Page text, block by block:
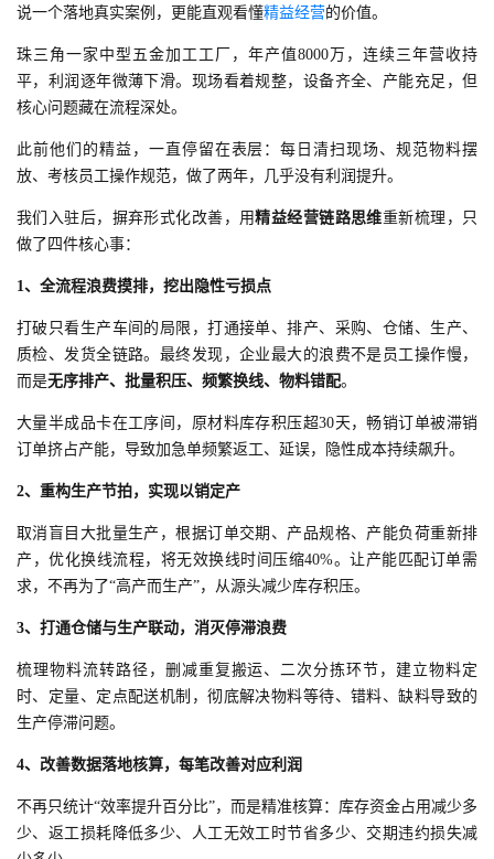
说一个落地真实案例，更能直观看懂精益经营的价值。
珠三角一家中型五金加工工厂，年产值8000万，连续三年营收持
平，利润逐年微薄下滑。现场看着规整，设备齐全、产能充足，但
核心问题藏在流程深处。
此前他们的精益，一直停留在表层：每日清扫现场、规范物料摆
放、考核员工操作规范，做了两年，几乎没有利润提升。
我们入驻后，摒弃形式化改善，用精益经营链路思维重新梳理，只
做了四件核心事：
1、全流程浪费摸排，挖出隐性亏损点
打破只看生产车间的局限，打通接单、排产、采购、仓储、生产、
质检、发货全链路。最终发现，企业最大的浪费不是员工操作慢，
而是无序排产、批量积压、频繁换线、物料错配。
大量半成品卡在工序间，原材料库存积压超30天，畅销订单被滞销
订单挤占产能，导致加急单频繁返工、延误，隐性成本持续飙升。
2、重构生产节拍，实现以销定产
取消盲目大批量生产，根据订单交期、产品规格、产能负荷重新排
产，优化换线流程，将无效换线时间压缩40%。让产能匹配订单需
求，不再为了“高产而生产”，从源头减少库存积压。
3、打通仓储与生产联动，消灭停滞浪费
梳理物料流转路径，删减重复搬运、二次分拣环节，建立物料定
时、定量、定点配送机制，彻底解决物料等待、错料、缺料导致的
生产停滞问题。
4、改善数据落地核算，每笔改善对应利润
不再只统计“效率提升百分比”，而是精准核算：库存资金占用减少多
少、返工损耗降低多少、人工无效工时节省多少、交期违约损失减